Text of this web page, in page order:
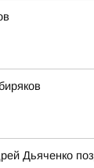
Дьяченко